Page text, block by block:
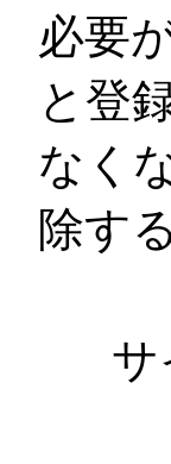
必要
と登
なく
除す
サ